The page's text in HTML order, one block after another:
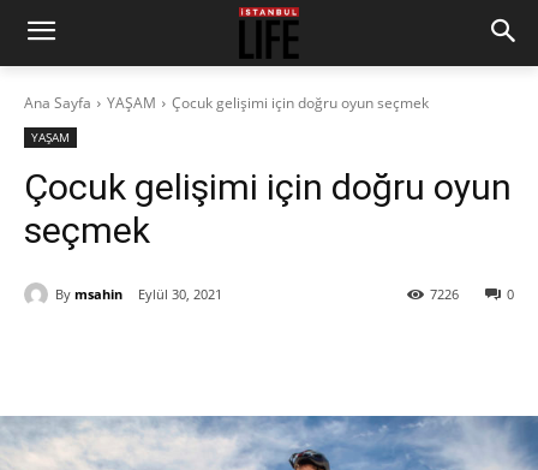
Ana Sayfa YAŞAM Çocuk gelişimi için doğru oyun seçmek
YAŞAM
Çocuk gelişimi için doğru oyun
seçmek
By msahin Eylül 30, 2021 0
7226